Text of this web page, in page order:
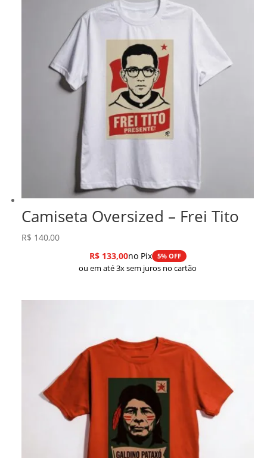
Camiseta Oversized – Frei Tito
R$ 140,00
R$133,00no Pix 5% OFF
ou em até 3x sem juros no cartão